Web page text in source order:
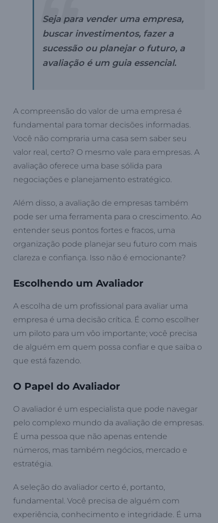
Seja para vender uma empresa,
buscar investimentos, fazer a
sucessão ou planejar o futuro, a
avaliação é um guia essencial.
A compreensão do valor de uma empresa é
fundamental para tomar decisões informadas.
Você não compraria uma casa sem saber seu
valor real, certo? O mesmo vale para empresas. A
avaliação oferece uma base sólida para
negociações e planejamento estratégico.
Além disso, a avaliação de empresas também
pode ser uma ferramenta para o crescimento. Ao
entender seus pontos fortes e fracos, uma
organização pode planejar seu futuro com mais
clareza e confiança. Isso não é emocionante?
Escolhendo um Avaliador
A escolha de um profissional para avaliar uma
empresa é uma decisão crítica. É como escolher
um piloto para um vôo importante; você precisa
de alguém em quem possa confiar e que saiba o
que está fazendo.
O Papel do Avaliador
O avaliador é um especialista que pode navegar
pelo complexo mundo da avaliação de empresas.
É uma pessoa que não apenas entende
números, mas também negócios, mercado e
estratégia.
A seleção do avaliador certo é, portanto,
fundamental. Você precisa de alguém com
experiência, conhecimento e integridade. É uma